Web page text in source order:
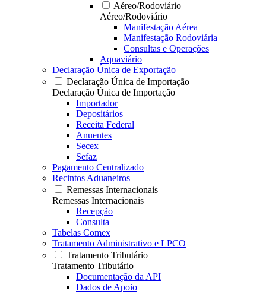
Aéreo/Rodoviário
Aéreo/Rodoviário
Manifestação Aérea
Manifestação Rodoviária
Consultas e Operações
Aquaviário
Declaração Única de Exportação
Declaração Única de Importação
Declaração Única de Importação
Importador
Depositários
Receita Federal
Anuentes
Secex
Sefaz
Pagamento Centralizado
Recintos Aduaneiros
Remessas Internacionais
Remessas Internacionais
Recepção
Consulta
Tabelas Comex
Tratamento Administrativo e LPCO
Tratamento Tributário
Tratamento Tributário
Documentação da API
Dados de Apoio